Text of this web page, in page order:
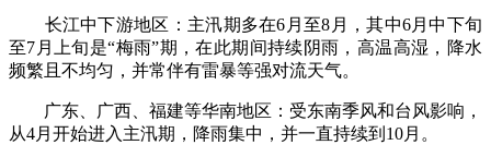
长江中下游地区：主汛期多在6月至8月，其中6月中下旬
至7月上旬是“梅雨”期，在此期间持续阴雨，高温高湿，降水
频繁且不均匀，并常伴有雷暴等强对流天气。
广东、广西、福建等华南地区：受东南季风和台风影响，
从4月开始进入主汛期，降雨集中，并一直持续到10月。